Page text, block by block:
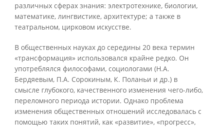
различных сферах знания: электротехнике, биологии,
математике, лингвистике, архитектуре; а также в
театральном, цирковом искусстве.
В общественных науках до середины 20 века термин
«трансформация» использовался крайне редко. Он
употреблялся философами, социологами (Н.А.
Бердяевым, П.А. Сорокиным, К. Поланьи и др.) в
смысле глубокого, качественного изменения чего-либо,
переломного периода истории. Однако проблема
изменения общественных отношений исследовалась с
помощью таких понятий, как «развитие», «прогресс»,